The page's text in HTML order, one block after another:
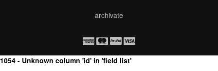
archivate
1054 - Unknown column 'id' in 'field list'